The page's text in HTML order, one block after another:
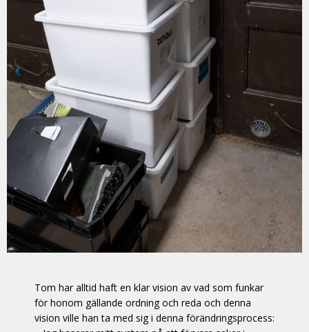
Tom har alltid haft en klar vision av vad som funkar
för honom gällande ordning och reda och denna
vision ville han ta med sig i denna förändringsprocess: